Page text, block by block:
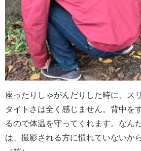
座ったりしゃがんだりした時に、ス
タイトさは全く感じません。背中を
るので体温を守ってくれます。なん
は、撮影される方に慣れていないか